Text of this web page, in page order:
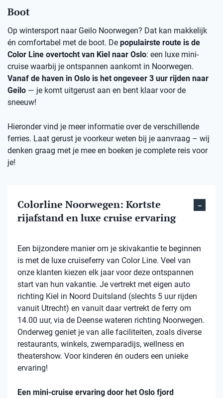
Boot
Op wintersport naar Geilo Noorwegen? Dat kan makkelijk
én comfortabel met de boot. De populairste route is de
Color Line overtocht van Kiel naar Oslo: een luxe mini-
cruise waarbij je ontspannen aankomt in Noorwegen.
Vanaf de haven in Oslo is het ongeveer 3 uur rijden naar
Geilo — je komt uitgerust aan en bent klaar voor de
sneeuw!
Hieronder vind je meer informatie over de verschillende
ferries. Laat gerust je voorkeur weten bij je aanvraag – wij
denken graag met je mee en boeken je complete reis voor
je!
Colorline Noorwegen: Kortste
rijafstand en luxe cruise ervaring
Een bijzondere manier om je skivakantie te beginnen
is met de luxe cruiseferry van Color Line. Veel van
onze klanten kiezen elk jaar voor deze ontspannen
start van hun vakantie. Je vertrekt met eigen auto
richting Kiel in Noord Duitsland (slechts 5 uur rijden
vanuit Utrecht) en vanuit daar vertrekt de ferry om
14.00 uur, via de Deense wateren richting Noorwegen.
Onderweg geniet je van alle faciliteiten, zoals diverse
restaurants, winkels, zwemparadijs, wellness en
theatershow. Voor kinderen én ouders een unieke
ervaring!
Een mini-cruise ervaring door het Oslo fjord